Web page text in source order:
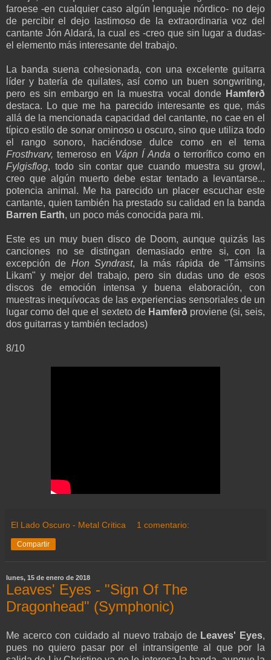
faroese -en cualquier caso algún lenguaje nórdico- no dejo
de percibir el dejo lastimoso de la extraordinaria voz del
cantante Jón Aldará, la cual es -creo que sin lugar a dudas-
el elemento más interesante del trabajo.
La banda suena cohesionada, con una excelente guitarra
líder y batería de quilates, así como un buen songwriting,
pero es sin embargo en la muestra vocal donde Hamferð
destaca. Lo que me ha parecido interesante es que, más
allá de la mencionada capacidad del cantante, no cae en el
típico estilo de sonar ominoso u oscuro, sino que utiliza todo
el rango sonoro, haciéndose dulce como en el tema
Frosthvarv, temeroso en Vápn Í Anda o terrorífico como en
Fylgisflog, todo sin contar que cuando muestra su growl,
creo que algún muerto debe estar tentado a levantarse...
potencia animal. Me ha parecido un placer escuchar este
cantante, quien también ha prestado su calidad en la banda
Barren Earth, un poco más conocida para mi.
Este es un muy buen disco de Doom, aunque quizás las
canciones no se distingan demasiado entre si, con la
excepción de Hon Syndrast, la más rápida de "Támsins
Likam" y mejor del trabajo, pero sin dudas uno de esos
discos de emoción intensa y buena elaboración, con
muestras inequívocas de las experiencias sensoriales de un
lugar como del que el sexteto de Hamferð proviene (si, seis,
dos guitarras y también teclados)
8/10
El Lado Oscuro - Metal Critica 1 comentario:
Compartir
lunes, 15 de enero de 2018
Leaves' Eyes - "Sign Of The
Dragonhead" (Symphonic)
Me acerco con cuidado al nuevo trabajo de Leaves' Eyes,
pues no quiero pasar por el intransigente al que por la